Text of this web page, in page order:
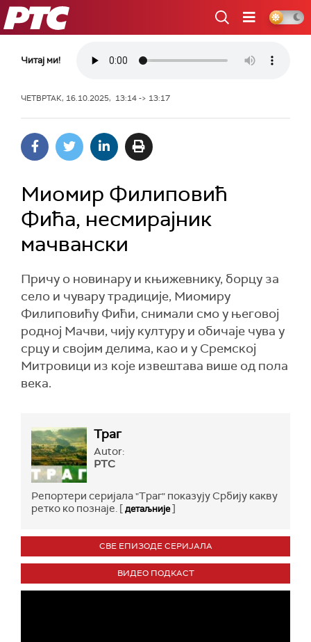
РТС
Читај ми!
ЧЕТВРТАК, 16.10.2025, 13:14 -> 13:17
Миомир Филиповић
Фића, несмирајник
мачвански
Причу о новинару и књижевнику, борцу за
село и чувару традиције, Миомиру
Филиповићу Фићи, снимали смо у његовој
родној Мачви, чију културу и обичаје чува у
срцу и својим делима, као и у Сремској
Митровици из које извештава више од пола
века.
Траг
Autor:
РТС
Репортери серијала "Траг" показују Србију какву
ретко ко познаје. [детаљније]
СВЕ ЕПИЗОДЕ СЕРИЈАЛА
ВИДЕО ПОДКАСТ